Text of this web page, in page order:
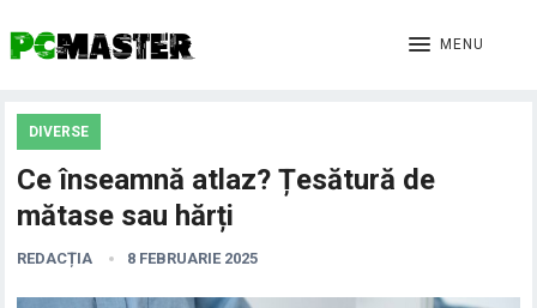
MENU
DIVERSE
Ce înseamnă atlaz? Țesătură de
mătase sau hărți
REDACȚIA 8 FEBRUARIE 2025